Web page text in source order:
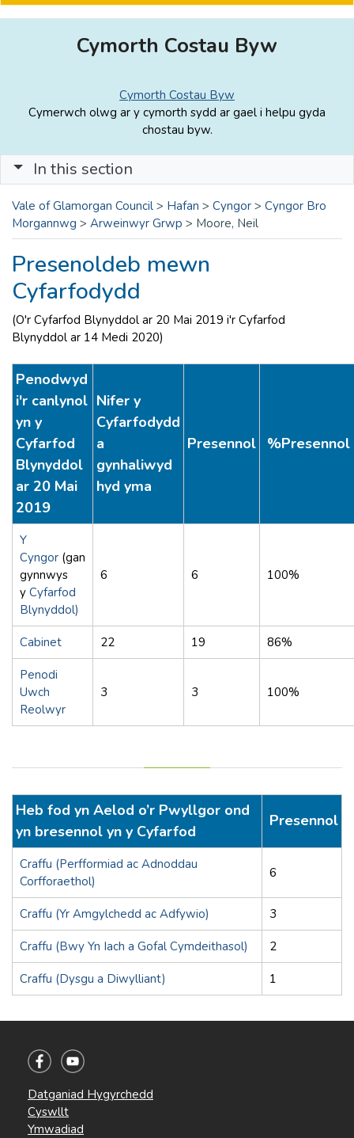
Cymorth Costau Byw
Cymorth Costau Byw
Cymerwch olwg ar y cymorth sydd ar gael i helpu gyda
chostau byw.
In this section
Vale of Glamorgan Council > Hafan > Cyngor > Cyngor Bro
Morgannwg > Arweinwyr Grwp > Moore, Neil
Presenoldeb mewn
Cyfarfodydd
(O'r Cyfarfod Blynyddol ar 20 Mai 2019 i'r Cyfarfod
Blynyddol ar 14 Medi 2020)
Penodwyd
i'r canlynol
yn y
Cyfarfod
Blynyddol
ar 20 Mai
2019
Nifer y
Cyfarfodydd
a
gynhaliwyd
hyd yma
Presennol %Presennol
Y
Cyngor (gan
gynnwys
y Cyfarfod
Blynyddol)
6 6 100%
Cabinet 22 19 86%
Penodi
Uwch
Reolwyr
3 3 100%
Heb fod yn Aelod o’r Pwyllgor ond
yn bresennol yn y Cyfarfod
Presennol
Craffu (Perfformiad ac Adnoddau
Corfforaethol)
6
Craffu (Yr Amgylchedd ac Adfywio) 3
Craffu (Bwy Yn Iach a Gofal Cymdeithasol) 2
Craffu (Dysgu a Diwylliant) 1
Datganiad Hygyrchedd
Cyswllt
Ymwadiad